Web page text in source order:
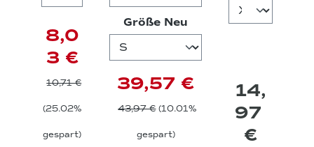
8,0
3 €
10,71 €
(25.02%
gespart)
Größe Neu auswählen
39,57 €
43,97 € (10.01%
gespart)
Socke
14,
97
€